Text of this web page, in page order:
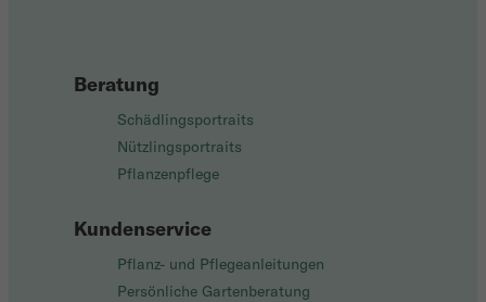
Beratung
Schädlingsportraits
Nützlingsportraits
Pflanzenpflege
Kundenservice
Pflanz- und Pflegeanleitungen
Persönliche Gartenberatung